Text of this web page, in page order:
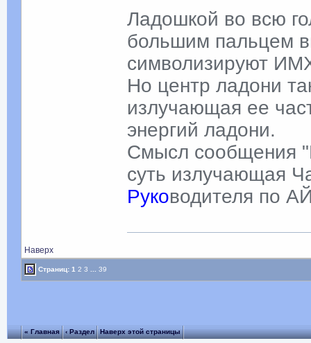
Ладошкой во всю
большим пальцем
символизируют
Но центр ладони
излучающая ее
энергий ладони.
Смысл сообщения
суть излучающая
Руководителя по
Наверх
Страниц:1 2 3 39
« Главная ‹ Раздел Наверх этой страницы